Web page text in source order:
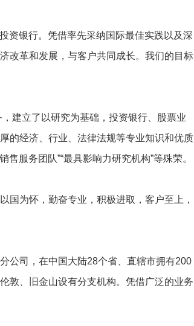
资银行。凭借率先采纳国际最佳实践以及深
改革和发展，与客户共同成长。我们的目标
建立了以研究为基础，投资银行、股票业
的经济、行业、法律法规等专业知识和优质
服务团队”“最具影响力研究机构”等殊荣。
国为怀，勤奋专业，积极进取，客户至上，
公司，在中国大陆28个省、直辖市拥有200
敦、旧金山设有分支机构。凭借广泛的业务